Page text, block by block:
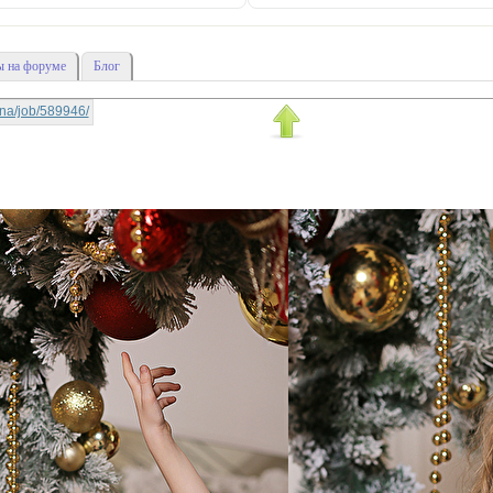
на форуме Блог
job/589946/